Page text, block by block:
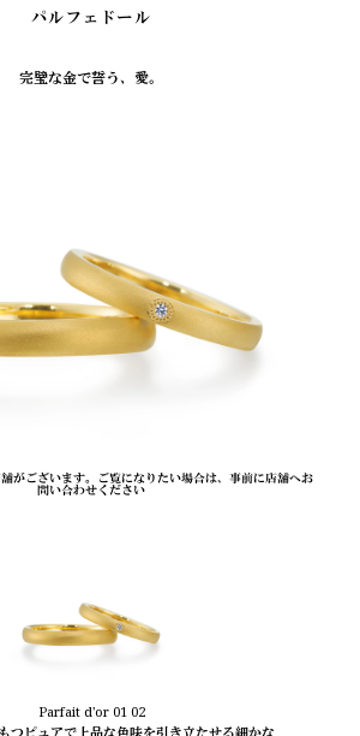
パルフェドール
完璧な金で誓う、愛。
がございます。ご覧になりたい場合は、事前に店舗へお
問い合わせください
Parfait d'or 01 02
つピュアで上品な色味を引き立たせる細かな